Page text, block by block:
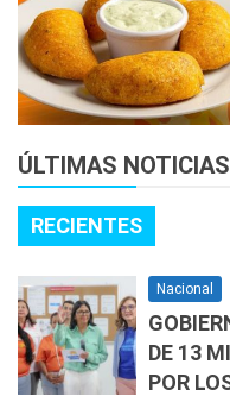
ÚLTIMAS NOTICIAS
RECIENTES
Nacional
DE 13
POR